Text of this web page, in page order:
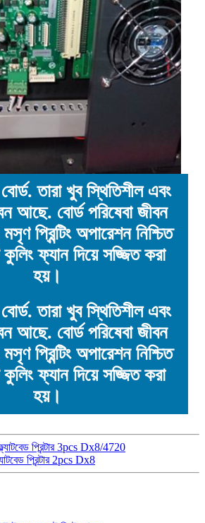
বোর্ড. তারা খুব স্থিতিশীল এবং
আছে. বোর্ড পরিষেবা জীবন
প্রিন্টিং অপারেশন নিশ্চিত
ফ্যান দিয়ে সজ্জিত করা
হয়।
বোর্ড. তারা খুব স্থিতিশীল এবং
আছে. বোর্ড পরিষেবা জীবন
প্রিন্টিং অপারেশন নিশ্চিত
ফ্যান দিয়ে সজ্জিত করা
হয়।
প্রিন্টার 3pcs Dx8/4720
প্রিন্টার 2pcs Dx8